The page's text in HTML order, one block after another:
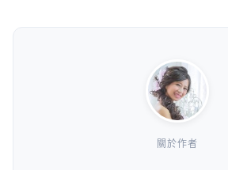
關於作者